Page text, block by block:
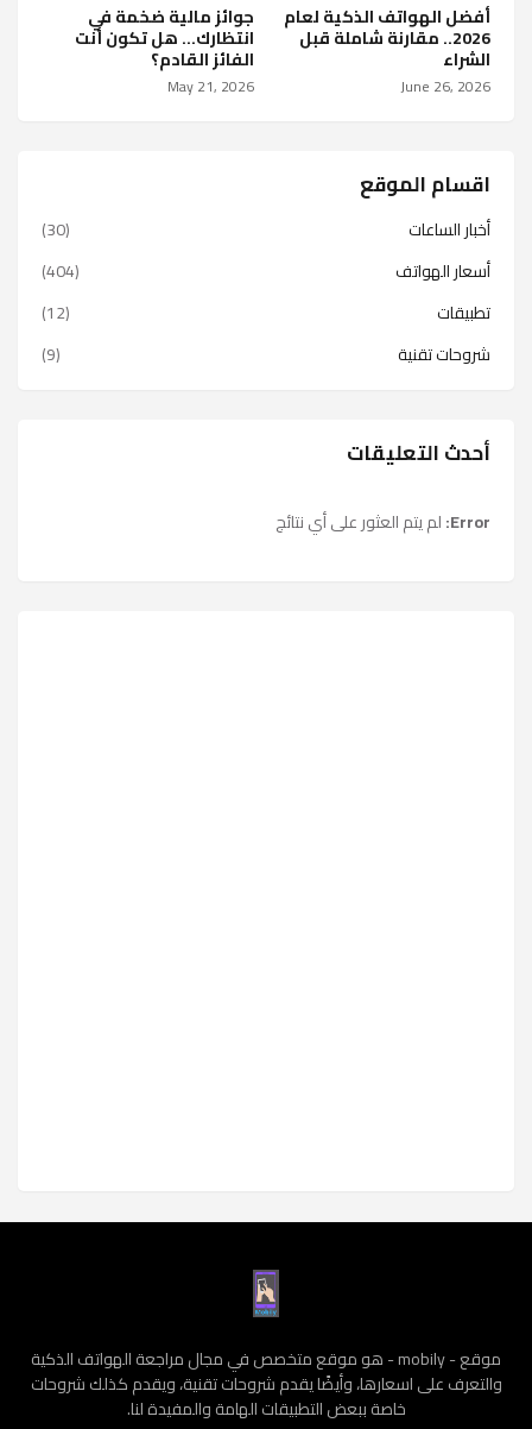
أفضل الهواتف الذكية لعام
2026.. مقارنة شاملة قبل
الشراء
June 26, 2026
جوائز مالية ضخمة في
انتظارك… هل تكون أنت
الفائز القادم؟
May 21, 2026
اقسام الموقع
أخبار الساعات
(30)
أسعار الهواتف
(404)
تطبيقات
(12)
شروحات تقنية
(9)
أحدث التعليقات
Error: لم يتم العثور على أي نتائج
موقع - mobily - هو موقع متخصص في مجال مراجعة الهواتف الذكية
والتعرف على اسعارها، وأيضًا يقدم شروحات تقنية، ويقدم كذلك شروحات
خاصة ببعض التطبيقات الهامة والمفيدة لنا.